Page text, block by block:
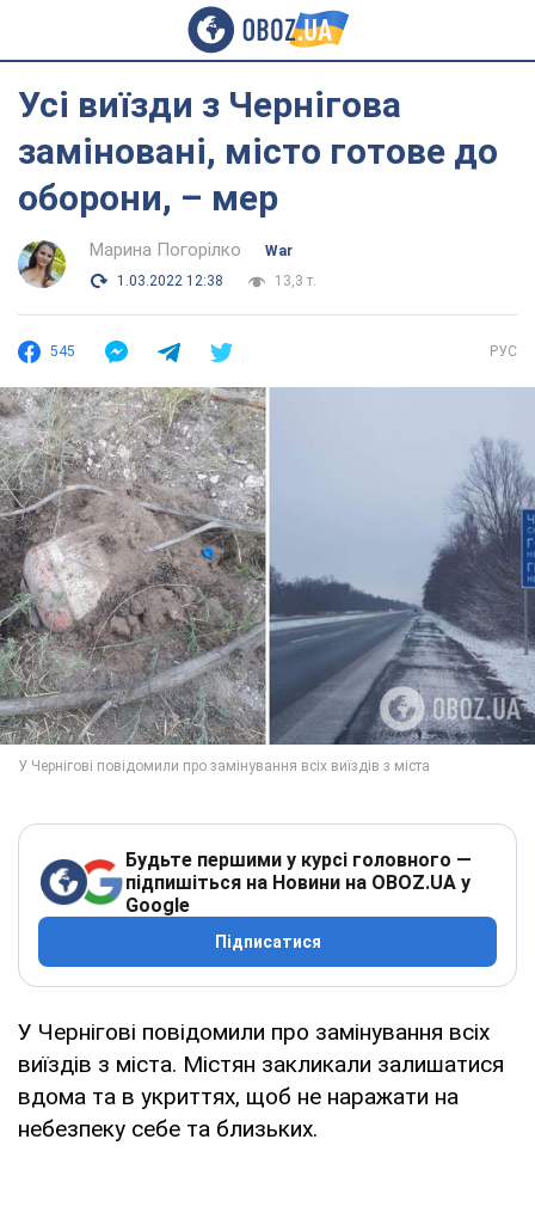
Усі виїзди з Чернігова
заміновані, місто готове до
оборони, – мер
Марина Погорілко
War
1.03.2022 12:38
13,3 т.
545 РУС
Будьте першими у курсі головного —
підпишіться на Новини на OBOZ.UA у
Google
Підписатися
У Чернігові повідомили про замінування всіх
виїздів з міста. Містян закликали залишатися
вдома та в укриттях, щоб не наражати на
небезпеку себе та близьких.